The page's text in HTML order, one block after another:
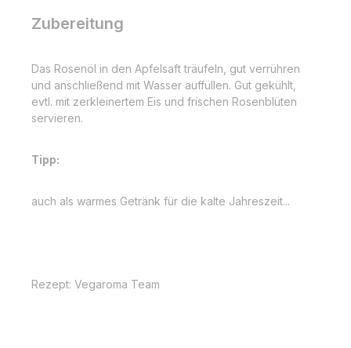
Zubereitung
Das Rosenöl in den Apfelsaft träufeln, gut verrühren
und anschließend mit Wasser auffüllen. Gut gekühlt,
evtl. mit zerkleinertem Eis und frischen Rosenblüten
servieren.
Tipp:
auch als warmes Getränk für die kalte Jahreszeit...
Rezept: Vegaroma Team